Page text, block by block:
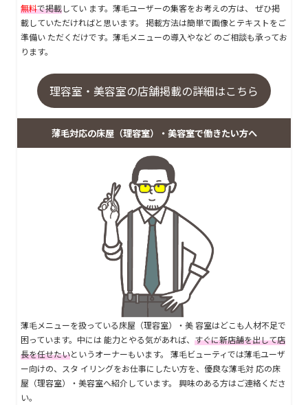
無料で掲載してい ます。薄毛ユーザーの集客をお考えの方は、 ぜひ掲
載していただければと思います。 掲載方法は簡単で画像とテキストをご
準備い ただくだけです。薄毛メニューの導入やなど のご相談も承ってお
ります。
理容室・美容室の店舗掲載の詳細はこちら
薄毛対応の床屋（理容室）・美容室で働きたい方へ
薄毛メニューを扱っている床屋（理容室）・美 容室はどこも人材不足で
困っています。中には 能力とやる気があれば、 すぐに新店舗を出して店
長を任せたいというオーナーもいます。 薄毛ビューティでは薄毛ユーザ
ー向けの、スタ イリングをお仕事にしたい方を、優良な薄毛対 応の床
屋（理容室）・美容室へ紹介しています。 興味のある方はご連絡くださ
い。